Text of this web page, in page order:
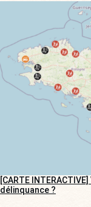
[CARTE
délinquance ?